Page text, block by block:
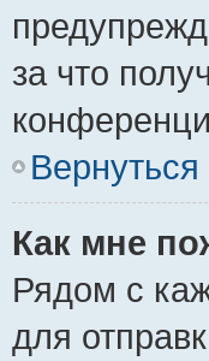
за что
Как мне
Рядом с
для